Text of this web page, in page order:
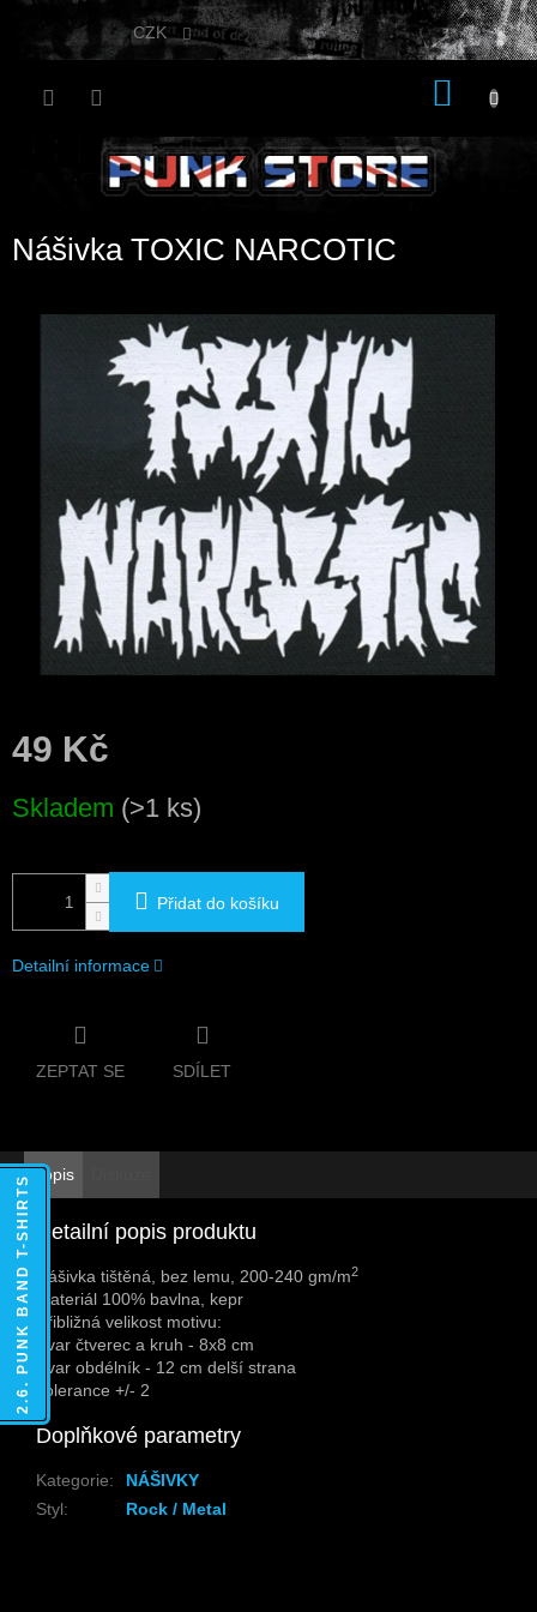
Přejít
CZK
Nášivka TOXIC NARCOTIC
49 Kč
cena:
Skladem (>1 ks)
Přidat do košíku
Detailní informace
ZEPTAT SE SDÍLET
Popis
Detailní popis produktu
Nášivka tištěná, bez lemu, 200-240 gm/m2
Materiál 100% bavlna, kepr
Přibližná velikost motivu:
Tvar čtverec a kruh - 8x8 cm
Tvar obdélník - 12 cm delší strana
Tolerance +/- 2
Doplňkové parametry
Kategorie:
NÁŠIVKY
Styl: Rock / Metal
2.6. PUNK BAND T-SHIRTS